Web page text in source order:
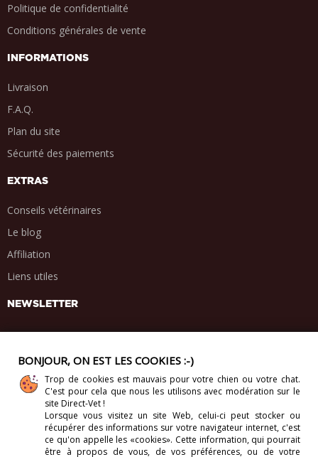
Politique de confidentialité
Conditions générales de vente
INFORMATIONS
Livraison
F.A.Q.
Plan du site
Sécurité des paiements
EXTRAS
Conseils vétérinaires
Le blog
Affiliation
Liens utiles
NEWSLETTER
PARTAGE SOCIAL
. .
BONJOUR, ON EST LES COOKIES :-)
Trop de cookies est mauvais pour votre chien ou votre chat.
C'est pour cela que nous les utilisons avec modération sur le
site Direct-Vet !
Lorsque vous visitez un site Web, celui-cipeut stocker ou
récupérer des informations sur votre navigateur internet, c'est
ce qu'on appelle les «cookies». Cette information, qui pourrait
être à propos de vous, de vos préférences, ou de votre